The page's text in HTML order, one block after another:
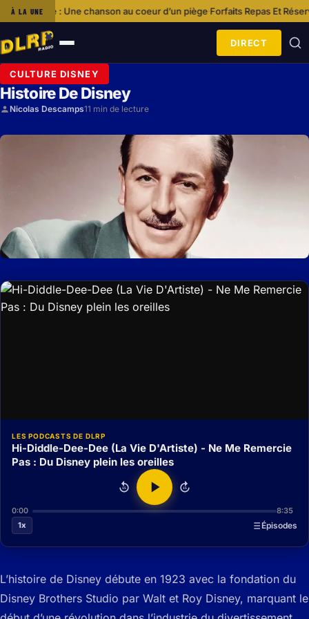
À LA UNEau coeur d’un piège·Forfaits Repas Et Réservations À Walt
Ouvrir
le
menu
DIRECT
CULTURE DISNEY
Histoire De Disney
Nicolas Descamps11 min de lecture
LES PODCASTS DE DLRP
Hi-Diddle-Dee-Dee (La Vie D'Artiste) - Ne Me Remercie
Pas : Du Disney plein les oreilles
15 15
0:00
8:35
1x
Épisodes
L’histoire de Disney débute en 1923 avec la fondation du
Disney Brothers Studio par Walt et Roy Disney, marquant le